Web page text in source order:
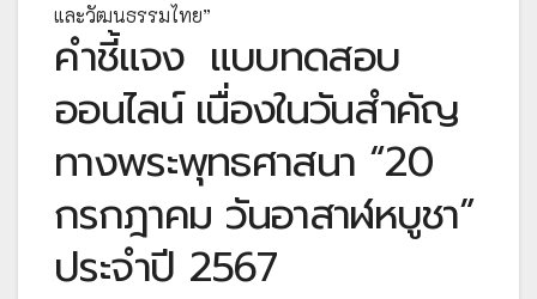
และวัฒนธรรมไทย”
คำชี้แจง แบบทดสอบ
ออนไลน์ เนื่องในวันสำคัญ
ทางพระพุทธศาสนา “20
กรกฎาคม วันอาสาฬหบูชา”
ประจำปี 2567